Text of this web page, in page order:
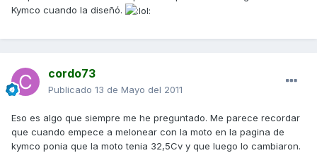
Kymco cuando la diseñó.
cordo73
Publicado 13 de Mayo del 2011
Eso es algo que siempre me he preguntado. Me parece recordar
que cuando empece a melonear con la moto en la pagina de
kymco ponia que la moto tenia 32,5Cv y que luego lo cambiaron.